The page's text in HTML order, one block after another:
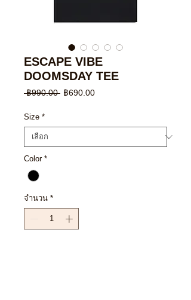
ESCAPE VIBE
DOOMSDAY TEE
฿990.00 ราคา
฿690.00ราคา
Size *
Color *
จำนวน *